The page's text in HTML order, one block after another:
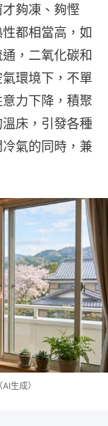
夠凍、夠慳
都相當高，如
，二氧化碳和
環境下，不單
力下降，積聚
床，引發各種
氣的同時，兼
生成）